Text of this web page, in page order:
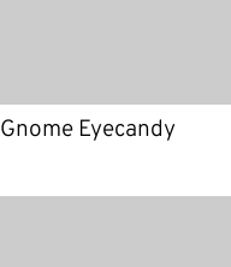
Gnome Eyecandy